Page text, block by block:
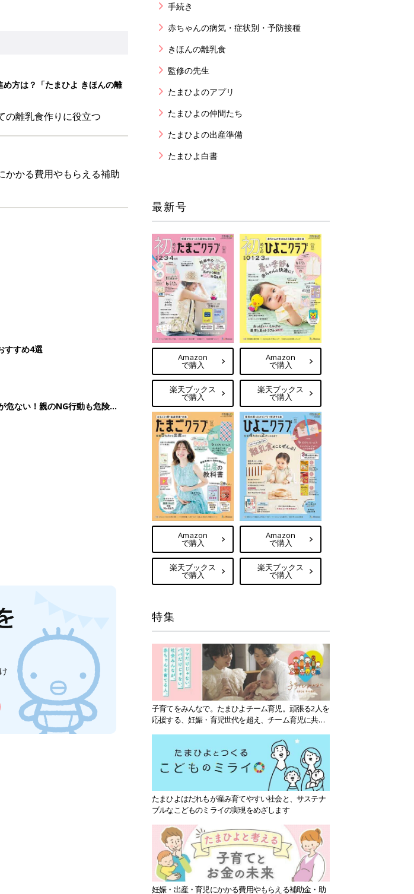
方は？「たまひよ きほんの離
の離乳食作りに役立つ
かかる費用やもらえる補助
すすめ4選
危ない！親のNG行動も危険を
手続き
赤ちゃんの病気・症状別・予防接種
きほんの離乳食
監修の先生
たまひよのアプリ
たまひよの仲間たち
たまひよの出産準備
たまひよ白書
最新号
Amazon
で購入
楽天ブックス
で購入
Amazon
で購入
楽天ブックス
で購入
Amazon
で購入
楽天ブックス
で購入
Amazon
で購入
楽天ブックス
で購入
特集
子育てをみんなで。たまひよチーム育児。頑張る2人を
応援する、妊娠・育児世代を超え、チーム育児に共感
たまひよはだれもが産み育てやすい社会と、サステナ
ブルなこどものミライの実現をめざします
妊娠・出産・育児にかかる費用やもらえる補助金・助